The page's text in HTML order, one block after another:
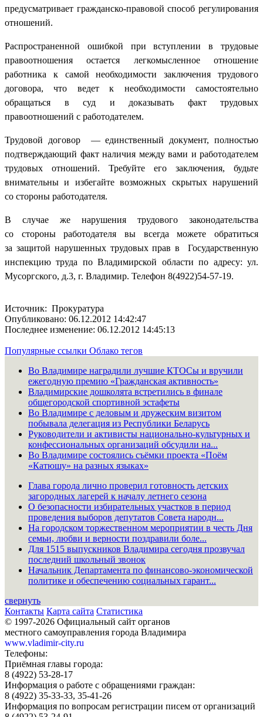
предусматривает гражданско-правовой способ регулирования
отношений.
Распространенной ошибкой при вступлении в трудовые
правоотношения остается легкомысленное отношение
работника к самой необходимости заключения трудового
договора, что ведет к необходимости самостоятельно
обращаться в суд и доказывать факт трудовых
правоотношений с работодателем.
Трудовой договор — единственный документ, полностью
подтверждающий факт наличия между вами и работодателем
трудовых отношений. Требуйте его заключения, будьте
внимательны и избегайте возможных скрытых нарушений
со стороны работодателя.
В случае же нарушения трудового законодательства
со стороны работодателя вы всегда можете обратиться
за защитой нарушенных трудовых прав в Государственную
инспекцию труда по Владимирской области по адресу: ул.
Мусоргского, д.3, г. Владимир. Телефон 8(4922)54-57-19.
Источник: Прокуратура
Опубликовано: 06.12.2012 14:42:47
Последнее изменение: 06.12.2012 14:45:13
Популярные ссылки Облако тегов
Во Владимире наградили лучшие КТОСы и вручили
ежегодную премию «Гражданская активность»
Владимирские дошколята встретились в финале
общегородской спортивной эстафеты
Во Владимире с деловым и дружеским визитом
побывала делегация из Республики Беларусь
Руководители и активисты национально-культурных и
конфессиональных организаций обсудили на...
Во Владимире состоялись съёмки проекта «Поём
«Катюшу» на разных языках»
Глава города лично проверил готовность детских
загородных лагерей к началу летнего сезона
О безопасности избирательных участков в период
проведения выборов депутатов Совета народн...
На городском торжественном мероприятии в честь Дня
семьи, любви и верности поздравили боле...
Для 1515 выпускников Владимира сегодня прозвучал
последний школьный звонок
Начальник Департамента по финансово-экономической
политике и обеспечению социальных гарант...
свернуть
Контакты Карта сайта Статистика
© 1997-2026 Официальный сайт органов
местного самоуправления города Владимира
www.vladimir-city.ru
Телефоны:
Приёмная главы города:
8 (4922) 53-28-17
Информация о работе с обращениями граждан:
8 (4922) 35-33-33, 35-41-26
Информация по вопросам регистрации писем от организаций